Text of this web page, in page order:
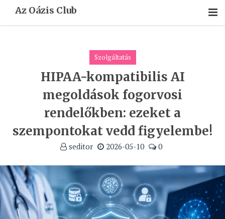
Az Oázis Club
Szolgáltatás
HIPAA-kompatibilis AI
megoldások fogorvosi
rendelőkben: ezeket a
szempontokat vedd figyelembe!
seditor 2026-05-10 0